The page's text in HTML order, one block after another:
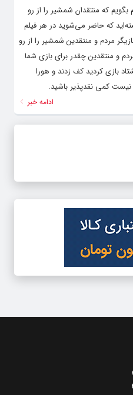
بگویم که منتقدان شمشیر را از رو
که حاضر می‌شوید در هر فیلم
مردم و منتقدین شمشیر را از رو
و منتقدین چقدر برای بازی شما
بازی کردید کف زدند و هورا
نیست کمی نقدپذیر باشید.
ادامه خبر